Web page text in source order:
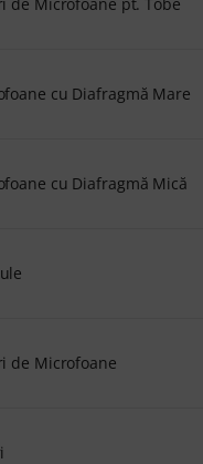
cu Diafragmă Mare
cu Diafragmă Mică
de Microfoane